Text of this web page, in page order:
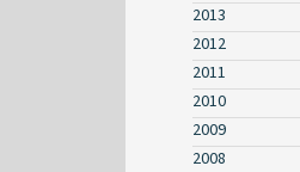
2013
2012
2011
2010
2009
2008